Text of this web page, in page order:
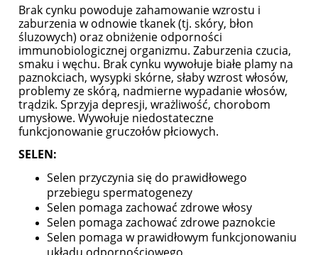
Brak cynku powoduje zahamowanie wzrostu i
zaburzenia w odnowie tkanek (tj. skóry, błon
śluzowych) oraz obniżenie odporności
immunobiologicznej organizmu. Zaburzenia czucia,
smaku i węchu. Brak cynku wywołuje białe plamy na
paznokciach, wysypki skórne, słaby wzrost włosów,
problemy ze skórą, nadmierne wypadanie włosów,
trądzik. Sprzyja depresji, wrażliwość, chorobom
umysłowe. Wywołuje niedostateczne
funkcjonowanie gruczołów płciowych.
SELEN:
Selen przyczynia się do prawidłowego
przebiegu spermatogenezy
Selen pomaga zachować zdrowe włosy
Selen pomaga zachować zdrowe paznokcie
Selen pomaga w prawidłowym funkcjonowaniu